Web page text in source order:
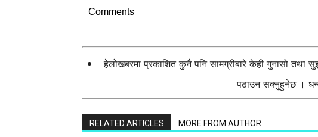
Comments
हेलोखबरमा प्रकाशित कुनै पनि सामग्रीबारे केही गुनासो तथा
पठाउन सक्नुहुनेछ ।
RELATED ARTICLES MORE FROM AUTHOR